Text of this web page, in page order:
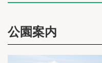
公園案内